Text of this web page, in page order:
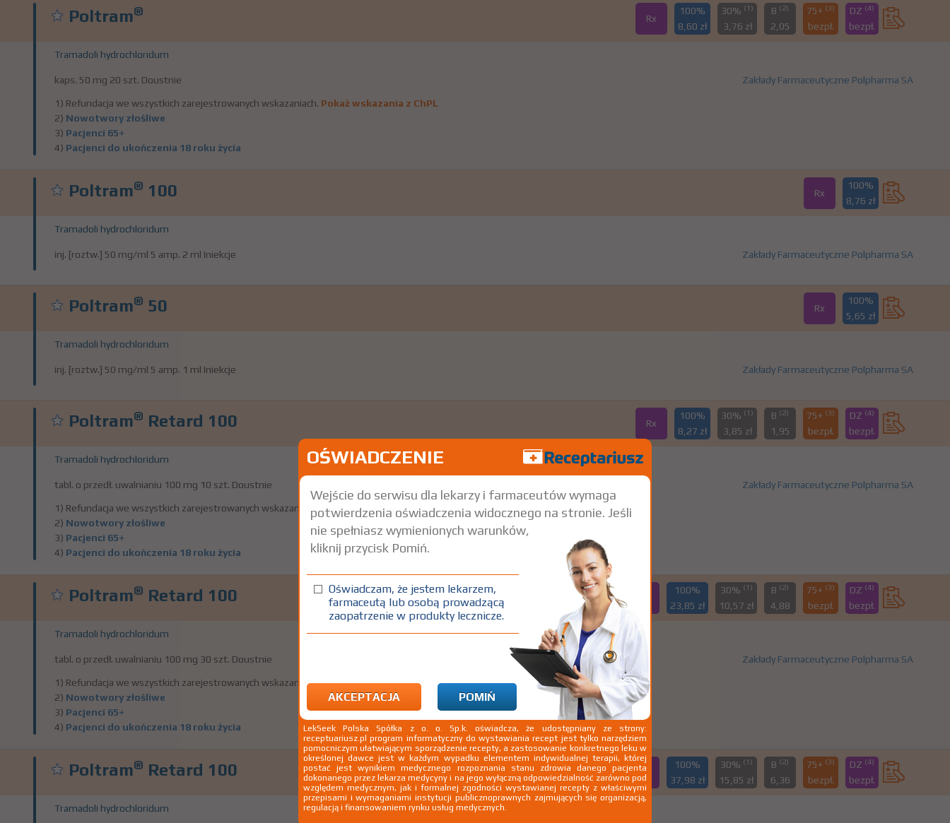
Poltram® Rx
100%
8,60 zł
30% (1)
3,76 zł
B (2)
2,05
75+ (3)
bezpł.
DZ (4)
bezpł.
Tramadoli hydrochloridum
kaps. 50 mg 20 szt. Doustnie Zakłady Farmaceutyczne Polpharma SA
1) Refundacja we wszystkich zarejestrowanych wskazaniach. Pokaż wskazania z ChPL
2) Nowotwory złośliwe
3) Pacjenci 65+
4) Pacjenci do ukończenia 18 roku życia
Poltram® 100 Rx
100%
8,76 zł
Tramadoli hydrochloridum
inj. [roztw.] 50 mg/ml 5 amp. 2 ml Iniekcje Zakłady Farmaceutyczne Polpharma SA
Poltram® 50 Rx
100%
5,65 zł
Tramadoli hydrochloridum
inj. [roztw.] 50 mg/ml 5 amp. 1 ml Iniekcje Zakłady Farmaceutyczne Polpharma SA
Poltram® Retard 100 Rx
100%
8,27 zł
30% (1)
3,85 zł
B (2)
1,95
75+ (3)
bezpł.
DZ (4)
bezpł.
Tramadoli hydrochloridum
tabl. o przedł. uwalnianiu 100 mg 10 szt. Doustnie Zakłady Farmaceutyczne Polpharma SA
1) Refundacja we wszystkich zarejestrowanych wskazaniach.
Pokaż wskazania z ChPL
2) Nowotwory złośliwe
3) Pacjenci 65+
4) Pacjenci do ukończenia 18 roku życia
Poltram® Retard 100
100%
23,85 zł
30% (1)
10,57 zł
B (2)
4,88
75+ (3)
bezpł.
DZ (4)
bezpł.
Tramadoli hydrochloridum
tabl. o przedł. uwalnianiu 100 mg 30 szt. Doustnie Zakłady Farmaceutyczne Polpharma SA
1) Refundacja we wszystkich zarejestrowanych wskazaniach.Pokaż wskazania z ChPL
2) Nowotwory złośliwe
3) Pacjenci 65+
4) Pacjenci do ukończenia 18 roku życia
Poltram® Retard 100 Rx
100%
37,98 zł
30% (1)
15,85 zł
B (2)
6,36
75+ (3)
bezpł.
DZ (4)
bezpł.
Tramadoli hydrochloridum
OŚWIADCZENIE
Wejście do serwisu dla lekarzy i farmaceutów wymaga
potwierdzenia oświadczenia widocznego na stronie. Jeśli
nie spełniasz wymienionych warunków,
kliknij przycisk Pomiń.
Oświadczam, że jestem lekarzem,
farmaceutą lub osobą prowadzącą
zaopatrzenie w produkty lecznicze.
AKCEPTACJA POMIŃ
LekSeek Polska Spółka z o. o. Sp.k. oświadcza, że udostępniany ze strony:
receptuariusz.pl program informatyczny do wystawiania recept jest tylko narzędziem
pomocniczym ułatwiającym sporządzenie recepty, a zastosowanie konkretnego leku w
określonej dawce jest w każdym wypadku elementem indywidualnej terapii, której
postać jest wynikiem medycznego rozpoznania stanu zdrowia danego pacjenta
dokonanego przez lekarza medycyny i na jego wyłączną odpowiedzialność zarówno pod
względem medycznym, jak i formalnej zgodności wystawianej recepty z właściwymi
przepisami i wymaganiami instytucji publicznoprawnych zajmujących się organizacją,
regulacją i finansowaniem rynku usług medycznych.